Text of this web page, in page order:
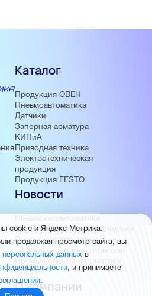
Каталог
Продукция ОВЕН
Пневмоавтоматика
Датчики
Запорная арматура
КИПиА
Приводная техника
Электротехническая
продукция
Продукция FESTO
Новости
Пневмокипавтоматика
запустила розничные продажи
Пневмокипавтоматика –
официальный дистрибьютор
Промышленной автоматики
РИДАН
О компании
cookie и Яндекс Метрика.
продолжая просмотр сайта, вы
персональных данных в
, и принимаете
.